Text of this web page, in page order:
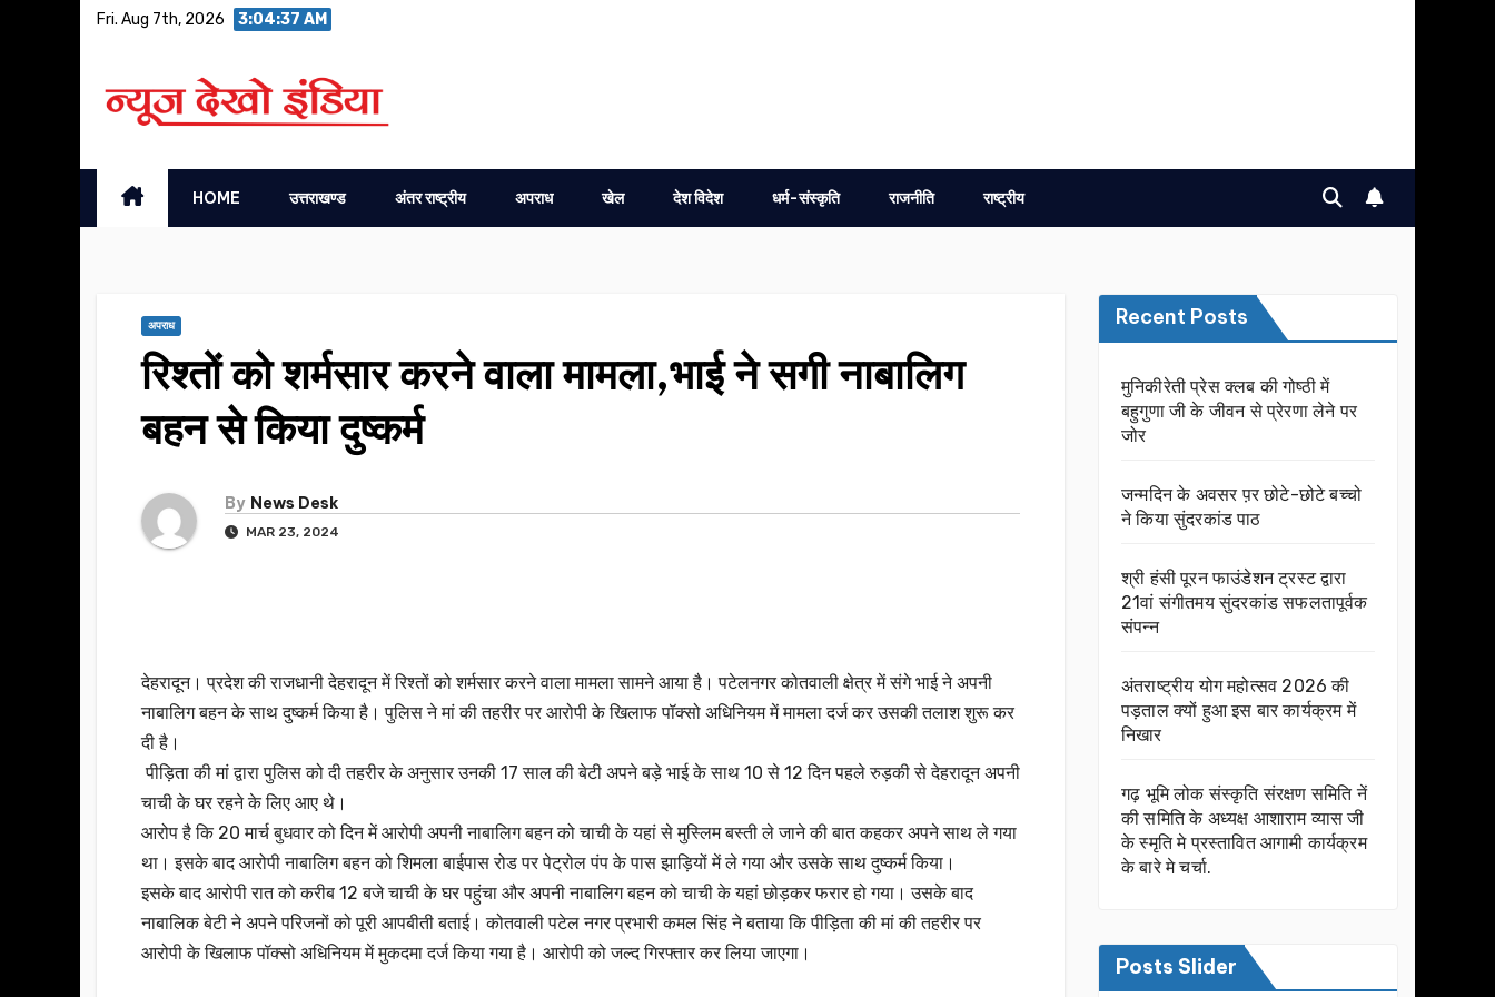
Fri. Aug 7th, 2026 3:04:38 AM
HOME उत्तराखण्ड अंतर राष्ट्रीय अपराध खेल देश विदेश धर्म-संस्कृति राजनीति राष्ट्रीय
अपराध
रिश्तों को शर्मसार करने वाला मामला,भाई ने सगी नाबालिग
बहन से किया दुष्कर्म
By News Desk
MAR 23, 2024
देहरादून। प्रदेश की राजधानी देहरादून में रिश्तों को शर्मसार करने वाला मामला सामने आया है। पटेलनगर कोतवाली क्षेत्र में संगे भाई ने अपनी
नाबालिग बहन के साथ दुष्कर्म किया है। पुलिस ने मां की तहरीर पर आरोपी के खिलाफ पॉक्सो अधिनियम में मामला दर्ज कर उसकी तलाश शुरू कर
दी है।
पीड़िता की मां द्वारा पुलिस को दी तहरीर के अनुसार उनकी 17 साल की बेटी अपने बड़े भाई के साथ 10 से 12 दिन पहले रुड़की से देहरादून अपनी
चाची के घर रहने के लिए आए थे।
आरोप है कि 20 मार्च बुधवार को दिन में आरोपी अपनी नाबालिग बहन को चाची के यहां से मुस्लिम बस्ती ले जाने की बात कहकर अपने साथ ले गया
था। इसके बाद आरोपी नाबालिग बहन को शिमला बाईपास रोड पर पेट्रोल पंप के पास झाड़ियों में ले गया और उसके साथ दुष्कर्म किया।
इसके बाद आरोपी रात को करीब 12 बजे चाची के घर पहुंचा और अपनी नाबालिग बहन को चाची के यहां छोड़कर फरार हो गया। उसके बाद
नाबालिक बेटी ने अपने परिजनों को पूरी आपबीती बताई। कोतवाली पटेल नगर प्रभारी कमल सिंह ने बताया कि पीड़िता की मां की तहरीर पर
आरोपी के खिलाफ पॉक्सो अधिनियम में मुकदमा दर्ज किया गया है। आरोपी को जल्द गिरफ्तार कर लिया जाएगा।
Recent Posts
मुनिकीरेती प्रेस क्लब की गोष्ठी में
बहुगुणा जी के जीवन से प्रेरणा लेने पर
जोर
जन्मदिन के अवसर प़र छोटे-छोटे बच्चो
ने किया सुंदरकांड पाठ
श्री हंसी पूरन फाउंडेशन ट्रस्ट द्वारा
21वां संगीतमय सुंदरकांड सफलतापूर्वक
संपन्न
अंतराष्ट्रीय योग महोत्सव 2026 की
पड़ताल क्यों हुआ इस बार कार्यक्रम में
निखार
गढ़ भूमि लोक संस्कृति संरक्षण समिति नें
की समिति के अध्यक्ष आशाराम व्यास जी
के स्मृति मे प्रस्तावित आगामी कार्यक्रम
के बारे मे चर्चा.
Posts Slider